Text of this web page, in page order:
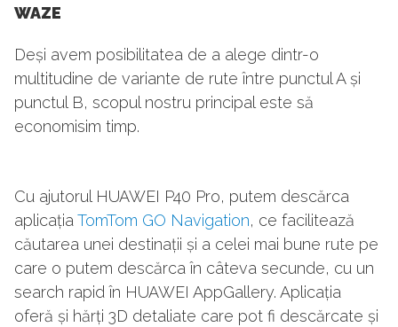
WAZE
Deși avem posibilitatea de a alege dintr-o
multitudine de variante de rute între punctul A și
punctul B, scopul nostru principal este să
economisim timp.
Cu ajutorul HUAWEI P40 Pro, putem descărca
aplicațiaTomTom GO Navigation, ce facilitează
căutarea unei destinații și a celei mai bune rute pe
care o putem descărca în câteva secunde, cu un
search rapid în HUAWEI AppGallery. Aplicația
oferă și hărți 3D detaliate care pot fi descărcate și